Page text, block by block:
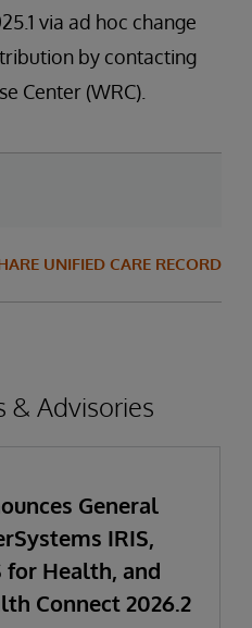
via ad hoc change
by contacting
Center (WRC).
UNIFIED CARE RECORD
& Advisories
General
IRIS,
for Health, and
Connect 2026.2